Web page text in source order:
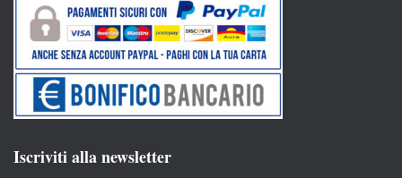
Iscriviti alla newsletter